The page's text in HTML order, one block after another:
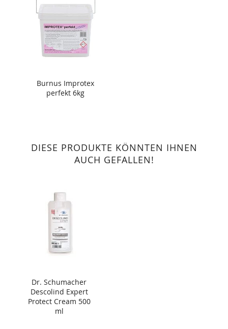
Burnus Improtex
perfekt 6kg
DIESE PRODUKTE KÖNNTEN IHNEN
AUCH GEFALLEN!
Dr. Schumacher
Descolind Expert
Protect Cream 500
ml